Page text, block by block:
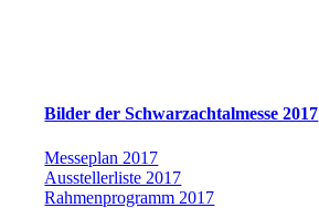
Bilder der Schwarzachtalmesse 2017
Messeplan 2017
Ausstellerliste 2017
Rahmenprogramm 2017